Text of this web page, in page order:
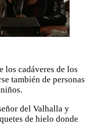
los cadáveres de los
también de personas
del Valhalla y
de hielo donde